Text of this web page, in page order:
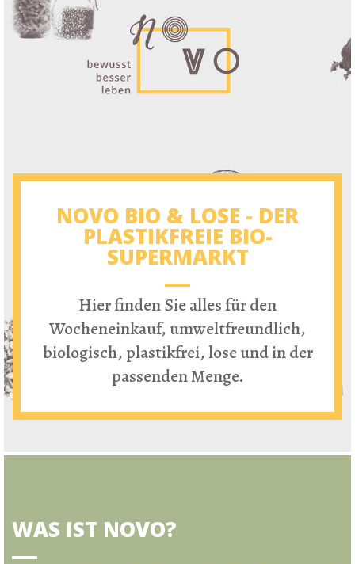
NOVO BIO & LOSE - DER
PLASTIKFREIE BIO-
SUPERMARKT
Hier finden Sie alles für den
Wocheneinkauf, umweltfreundlich,
biologisch, plastikfrei, lose und in der
passenden Menge.
WAS IST NOVO?